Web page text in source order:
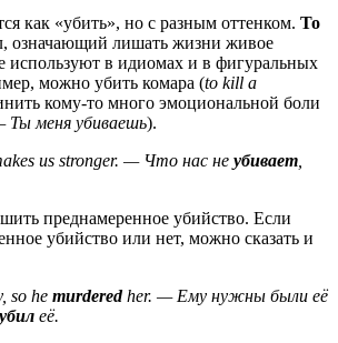
как «убить», но с разным оттенком. To
означающий лишать жизни живое
используют в идиомах и в фигуральных
можно убить комара (to kill a
кому-то много эмоциональной боли
Ты меня убиваешь).
us stronger. — Что нас не убивает
преднамеренное убийство. Если
убийство или нет, можно сказать и
so he murderedher. — Ему нужны были её
убил её.